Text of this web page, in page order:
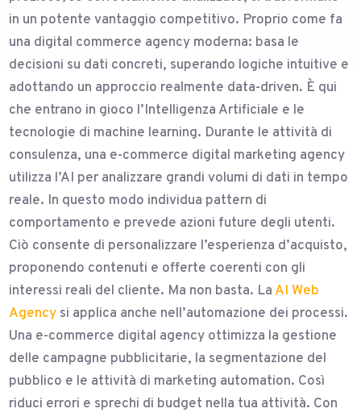
in un potente vantaggio competitivo. Proprio come fa
una digital commerce agency moderna: basa le
decisioni su dati concreti, superando logiche intuitive e
adottando un approccio realmente data-driven. È qui
che entrano in gioco l’Intelligenza Artificiale e le
tecnologie di machine learning. Durante le attività di
consulenza, una e-commerce digital marketing agency
utilizza l’AI per analizzare grandi volumi di dati in tempo
reale. In questo modo individua pattern di
comportamento e prevede azioni future degli utenti.
Ciò consente di personalizzare l’esperienza d’acquisto,
proponendo contenuti e offerte coerenti con gli
interessi reali del cliente. Ma non basta. La AI Web
Agency si applica anche nell’automazione dei processi.
Una e-commerce digital agency ottimizza la gestione
delle campagne pubblicitarie, la segmentazione del
pubblico e le attività di marketing automation. Così
riduci errori e sprechi di budget nella tua attività. Con